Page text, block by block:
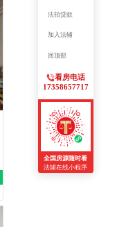
法拍贷款
加入法辅
回顶部
看房电话
17358657717
全国房源随时看
法辅在线小程序